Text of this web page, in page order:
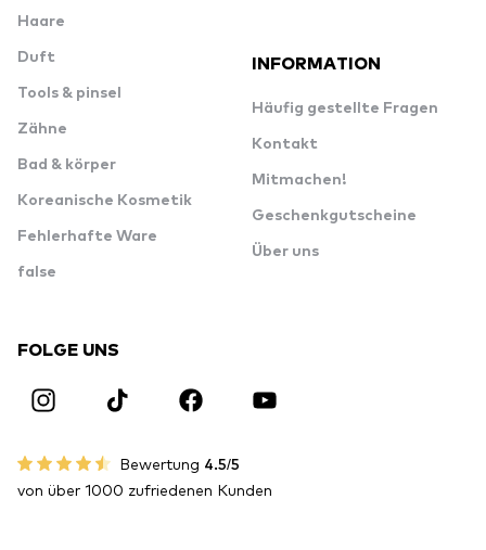
Haare
Duft
Tools & pinsel
Zähne
Bad & körper
Koreanische Kosmetik
Fehlerhafte Ware
false
INFORMATION
Häufig gestellte Fragen
Kontakt
Mitmachen!
Geschenkgutscheine
Über uns
FOLGE UNS
Bewertung 4.5/5
von über 1000 zufriedenen Kunden